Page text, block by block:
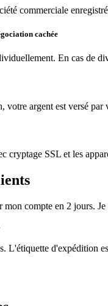
commerciale
cachée
En cas de
votre argent est versé par
cryptage SSL et les
compte en 2 jours.
L'étiquette d'expédition